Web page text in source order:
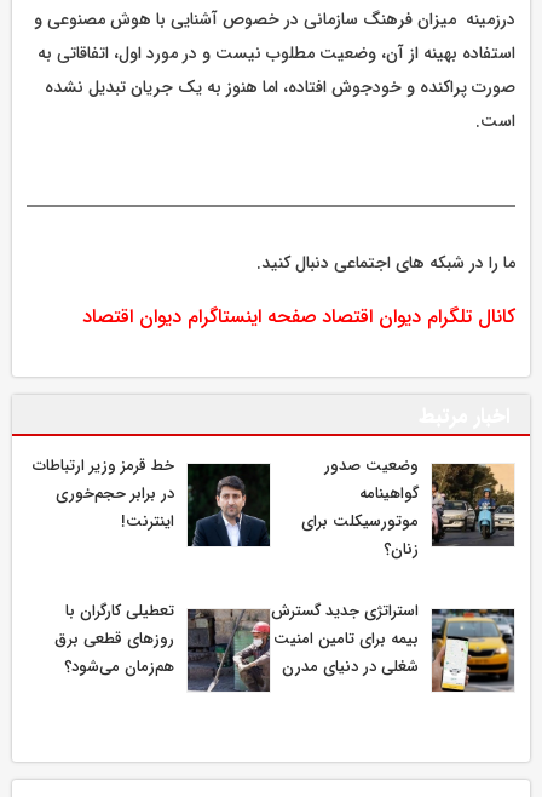
درزمینه میزان فرهنگ سازمانی در خصوص آشنایی با هوش مصنوعی و
استفاده بهینه از آن، وضعیت مطلوب نیست و در مورد اول، اتفاقاتی به
صورت پراکنده و خودجوش افتاده، اما هنوز به یک جریان تبدیل نشده
است.
ما را در شبکه های اجتماعی دنبال کنید.
کانال تلگرام دیوان اقتصاد صفحه اینستاگرام دیوان اقتصاد
وضعیت صدور
گواهینامه
موتورسیکلت برای
زنان؟
خط قرمز وزیر ارتباطات
در برابر حجم‌خوری
اینترنت!
استراتژی جدید گسترش
بیمه برای تامین امنیت
شغلی در دنیای مدرن
تعطیلی کارگران با
روزهای قطعی برق
هم‌زمان می‌شود؟